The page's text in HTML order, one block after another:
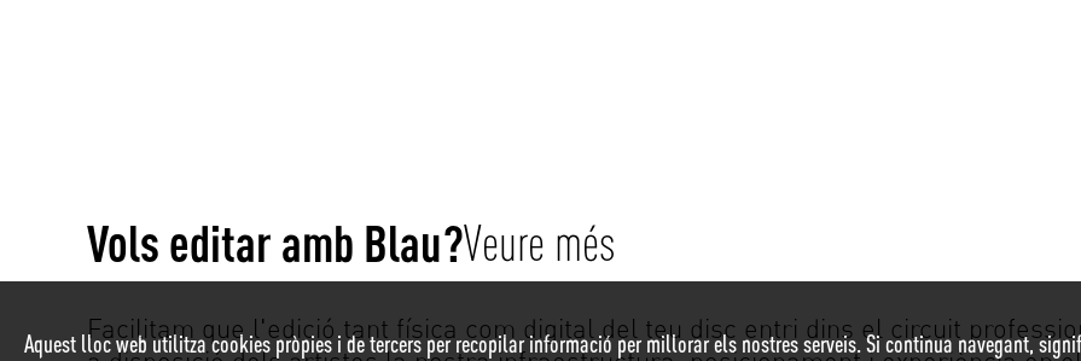
Vols editar amb Blau?Veure més
Facilitam que l'edició tant física com digital del teu disc entri dins el circuit
Aquest lloc web utilitza cookies pròpies i de tercers per recopilar informació per millorar els nostres serveis. Si continua navegant,